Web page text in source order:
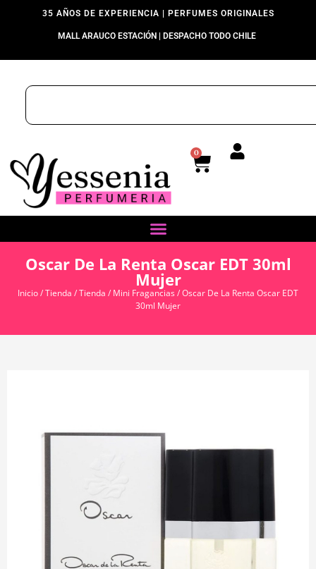
35 AÑOS DE EXPERIENCIA | PERFUMES ORIGINALES
MALL ARAUCO ESTACIÓN | DESPACHO TODO CHILE
0
Oscar De La Renta Oscar EDT 30ml
Mujer
Inicio/Tienda /Tienda / Mini Fragancias/ Oscar De La Renta Oscar EDT
30ml Mujer